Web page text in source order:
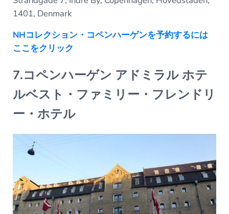
1401, Denmark
NHコレクション・コペンハーゲンを予約するには
ここをクリック
7.コペンハーゲン アドミラル ホテ
ルベスト・ファミリー・フレンドリ
ー・ホテル